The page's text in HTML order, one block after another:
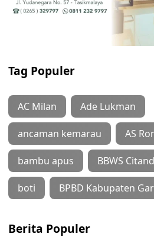
Tag Populer
AC Milan Ade Lukman
ancaman kemarau AS
bambu apus BBWS
boti BPBD Kabupaten
Berita Populer